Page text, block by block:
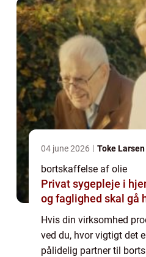
04 june 2026 Toke Larsen
bortskaffelse af olie
Privat sygepleje i hjemmet
og faglighed skal gå
Hvis din virksomhed
ved du, hvor vigtigt det
pålidelig partner til